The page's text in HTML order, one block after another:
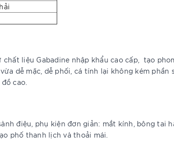
liệu Gabadine nhập khẩu cao cấp, tạo
dễ mặc, dễ phối, cá tính lại không kém
cao.
điệu, phụ kiện đơn giản: mắt kính, bông tai
phố thanh lịch và thoải mái.